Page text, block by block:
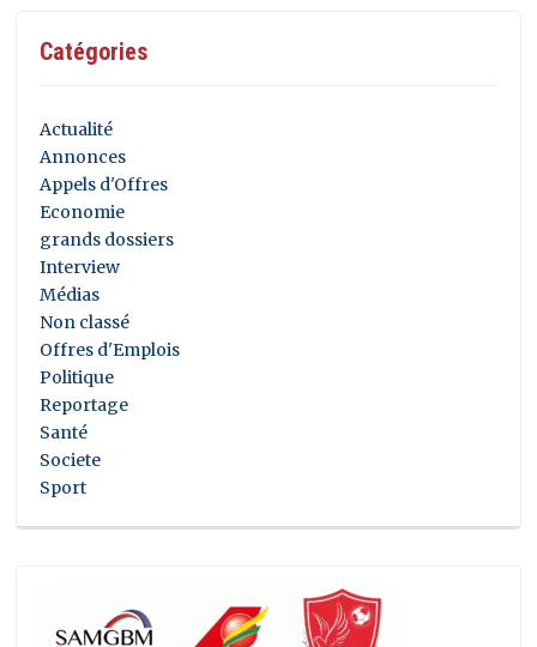
Catégories
Actualité
Annonces
Appels d'Offres
Economie
grands dossiers
Interview
Médias
Non classé
Offres d'Emplois
Politique
Reportage
Santé
Societe
Sport